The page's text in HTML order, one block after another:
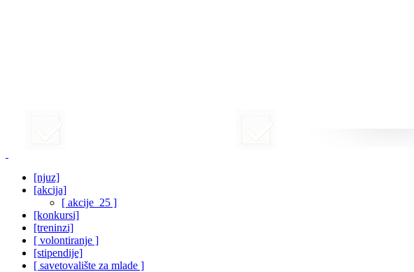
[njuz]
[akcija]
[ akcije_25 ]
[konkursi]
[treninzi]
[ volontiranje ]
[stipendije]
[ savetovalište za mlade ]